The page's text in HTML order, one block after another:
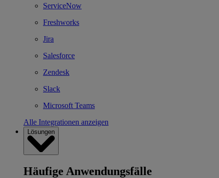
ServiceNow
Freshworks
Jira
Salesforce
Zendesk
Slack
Microsoft Teams
Alle Integrationen anzeigen
Lösungen
Häufige Anwendungsfälle